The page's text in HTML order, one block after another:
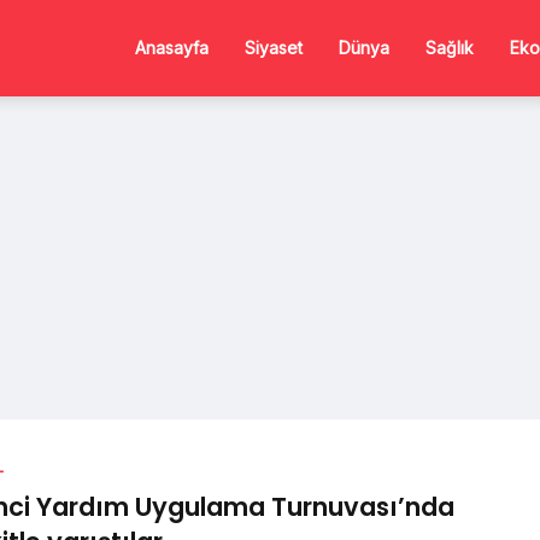
Anasayfa Siyaset Dünya Sağlık
Yardım Uygulama Turnuvası’nda